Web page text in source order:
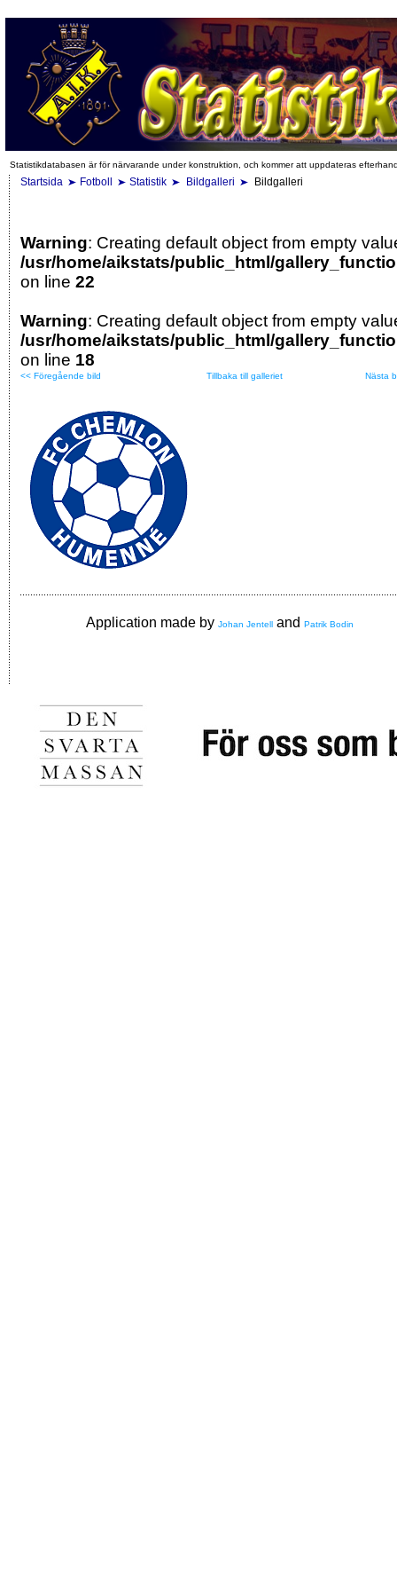
Statistikdatabasen är för närvarande under konstruktion, och kommer att uppdateras
Startsida Fotboll Statistik Bildgalleri Bildgalleri
Warning: Creating default object from empty
/usr/home/aikstats/public_html/
on line 22
Warning: Creating default object from empty
/usr/home/aikstats/public_html/
on line 18
<< Föregående bild Tillbaka till galleriet Nästa
Application made by Johan Jentell and Patrik Bodin